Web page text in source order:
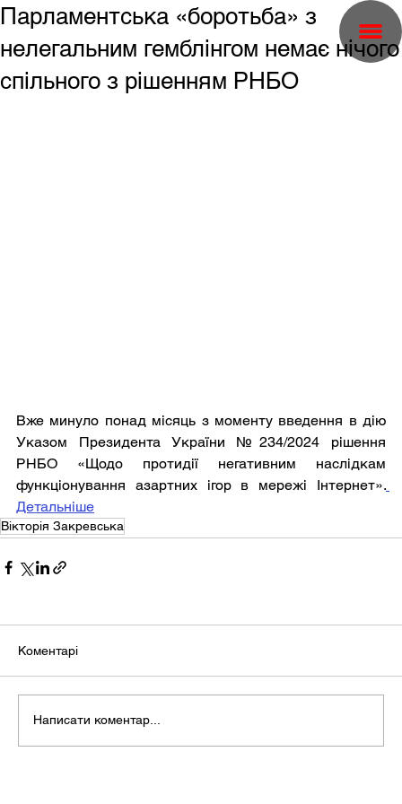
Парламентська «боротьба» з
нелегальним гемблінгом немає нічого
спільного з рішенням РНБО
Вже минуло понад місяць з моменту введення в дію
Указом Президента України №234/2024 рішення
РНБО «Щодо протидії негативним наслідкам
функціонування азартних ігор в мережі Інтернет».
Детальніше
Вікторія Закревська
Коментарі
Написати коментар...